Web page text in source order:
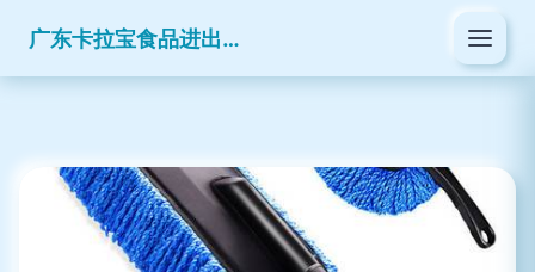
广东卡拉宝食品进出口有限公司